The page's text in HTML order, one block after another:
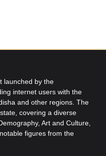
launched by the
internet users with the
and other regions. The
covering a diverse
Art and Culture,
figures from the